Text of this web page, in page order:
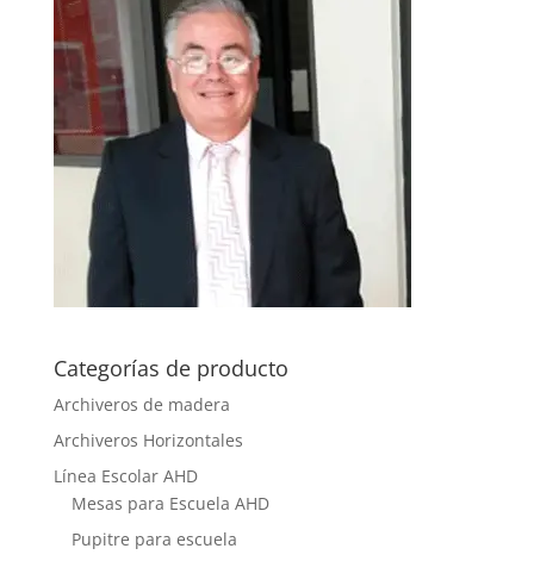
Categorías de producto
Archiveros de madera
Archiveros Horizontales
Línea Escolar AHD
Mesas para Escuela AHD
Pupitre para escuela